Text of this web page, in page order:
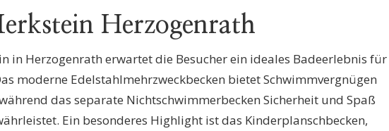
Herzogenrath
in Herzogenrath erwartet die Besucher ein ideales Badeerlebnis für
moderne Edelstahlmehrzweckbecken bietet Schwimmvergnügen
das separate Nichtschwimmerbecken Sicherheit und Spaß
Ein besonderes Highlight ist das Kinderplanschbecken,